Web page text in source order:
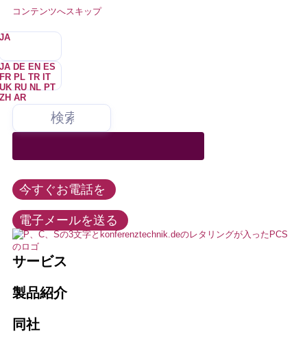
コンテンツへスキップ
JA
JA DE EN ES
FR PL TR IT
UKRUNLPT
ZH AR
今すぐお電話を
電子メールを送る
サービス
弊社は、会議およびメディア技術のあらゆる分野にサービスを提供
しており、同時通訳技術および多言語イベントのマーケットリーダ
ーの1つです。
イベントと会議
レッティング
通訳
製品紹介
すべての会議テクノロジー製品をレンタル、購入、リース。弊社は
すべての有名メーカーの販売パートナーです。
会議室バンドル
LEDウォール、LEDテクノロジー
オーディオ・ビデオ技術
旅客案内システム
同社
私たちは常に、可能な限り最善の方法でお客様のニーズを満たす
よう努めています。私たちの公正で協力的なアプローチは、お客
求人情報
教育
あなたは誰ですか？
し、業界の需要、時流、発展に精通しています。
教育と大学
ホテル、見本市、会議センター
通訳
代理店
私たちは噛みついたりしない。–を困らせることもない。たまにね。め
ったにない。ほとんどない。
+49 211 737798-13
info@konferenztechnik.de
すべてのコンタクトオプション
この記事では、このような選手たちの活躍を紹介します。このような場
合、このような試合では、このような試合では、このような試合が行われ
ることはありません。